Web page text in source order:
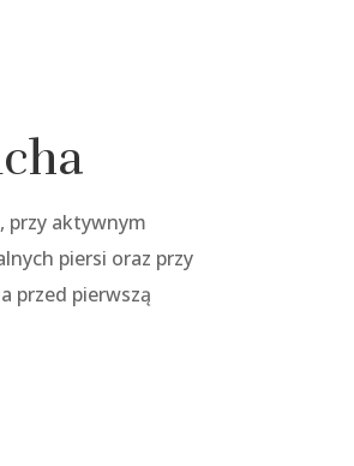
przy aktywnym
piersi oraz przy
przed pierwszą